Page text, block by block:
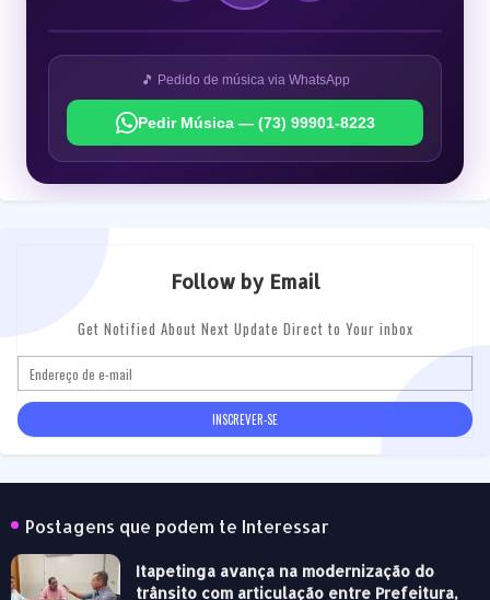
🎵 Pedido de música via WhatsApp
Pedir Música — (73) 99901-8223
Follow by Email
Get Notified About Next Update Direct to Your inbox
Postagens que podem te Interessar
Itapetinga avança na modernização do
trânsito com articulação entre Prefeitura,